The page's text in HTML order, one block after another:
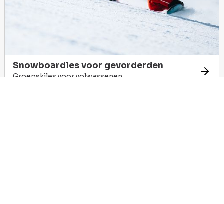
Snowboardles voor gevorderden
Groepskiles voor volwassenen